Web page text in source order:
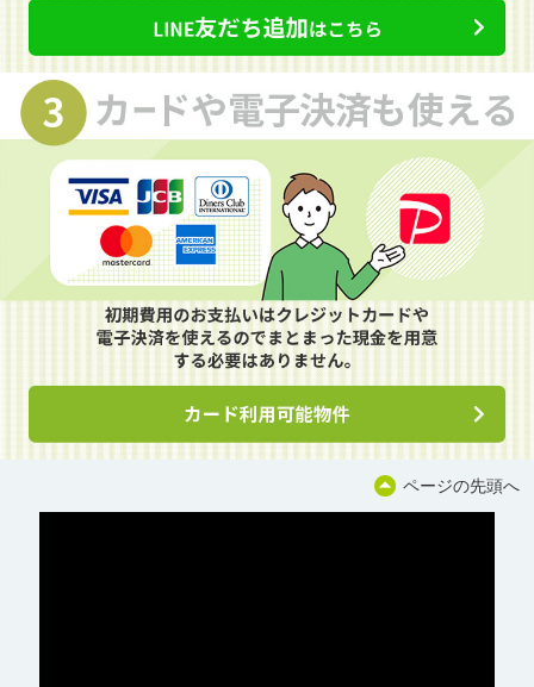
ページの先頭へ